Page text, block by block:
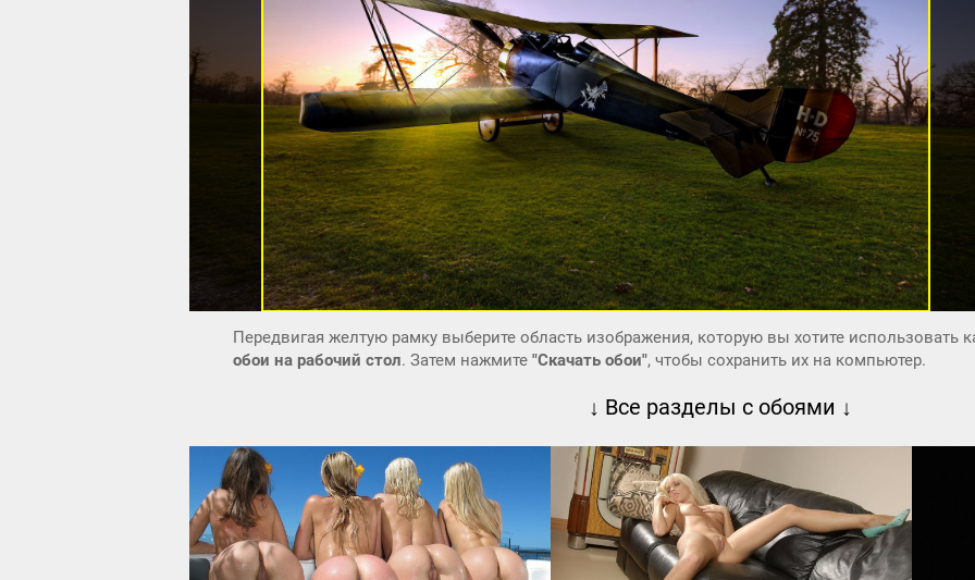
Передвигая желтую рамку выберите область изображения, которую вы хотите использовать
обои на рабочий стол. Затем нажмите "Скачать обои", чтобы сохранить их на компьютер.
↓ Все разделы с обоями ↓